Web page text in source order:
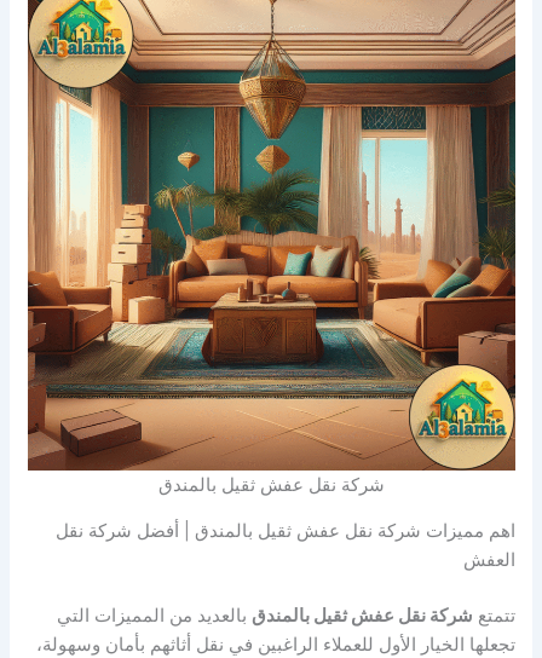
شركة نقل عفش ثقيل بالمندق
اهم مميزات شركة نقل عفش ثقيل بالمندق | أفضل شركة نقل
العفش
تتمتع شركة نقل عفش ثقيل بالمندق بالعديد من المميزات التي
تجعلها الخيار الأول للعملاء الراغبين في نقل أثاثهم بأمان وسهولة،